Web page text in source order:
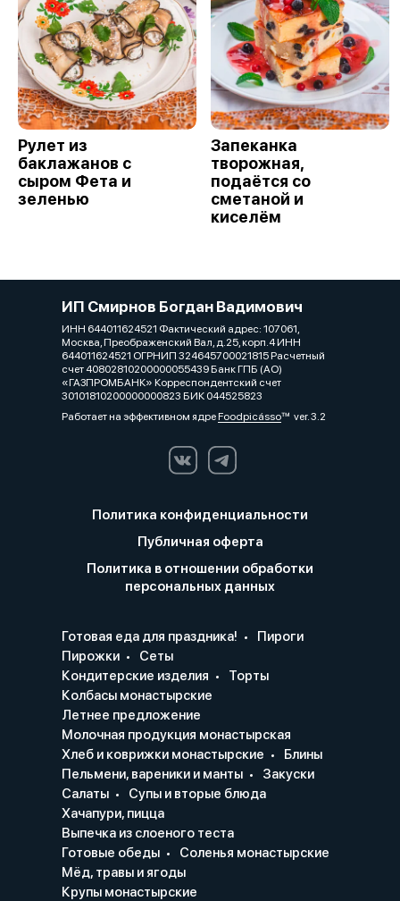
Рулет из
баклажанов с
сыром Фета и
зеленью
Запеканка
творожная,
подаётся со
сметаной и
киселём
ИП Смирнов Богдан Вадимович
ИНН 644011624521 Фактический адрес: 107061,
Москва, Преображенский Вал, д.25, корп.4 ИНН
644011624521 ОГРНИП 324645700021815 Расчетный
счет 40802810200000055439 Банк ГПБ (АО)
«ГАЗПРОМБАНК» Корреспондентский счет
30101810200000000823 БИК 044525823
Работает на эффективном ядреFoodpicássover. 3.2
Политика конфиденциальности
Публичная оферта
Политика в отношении обработки
персональных данных
Готовая еда для праздника!
Пироги
Пирожки
Сеты
Кондитерские изделия
Торты
Колбасы монастырские
Летнее предложение
Молочная продукция монастырская
Хлеб и коврижки монастырские
Блины
Пельмени, вареники и манты
Закуски
Салаты
Супы и вторые блюда
Хачапури, пицца
Выпечка из слоеного теста
Готовые обеды
Соленья монастырские
Мёд, травы и ягоды
Крупы монастырские